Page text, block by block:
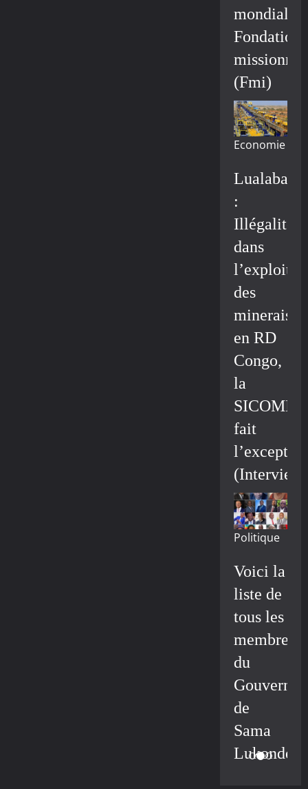
mondiale/
Fondation
(Fmi)
Economie
Lualaba
:
Illégalité
dans
des
minerais
en RD
Congo,
la
fait
(Interview)
Politique
Voici la
liste de
tous les
membres
du
de
Sama
Lukonde